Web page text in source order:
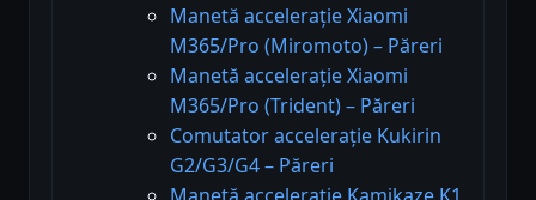
Manetă accelerație Xiaomi
M365/Pro (Miromoto) – Păreri
Manetă accelerație Xiaomi
M365/Pro (Trident) – Păreri
Comutator accelerație Kukirin
G2/G3/G4 – Păreri